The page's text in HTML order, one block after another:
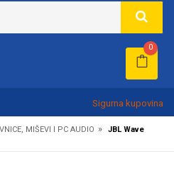
0
Sigurna kupovina
MIŠEVI I PC AUDIO »
JBL Wave